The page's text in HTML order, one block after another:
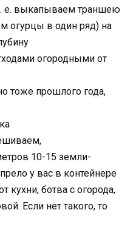
е. выкапываем траншею
огурцы в один ряд) на
огородными от
тоже прошлого года,
10-15 земли-
у вас в контейнере
кухни, ботва с огорода,
Если нет такого, то